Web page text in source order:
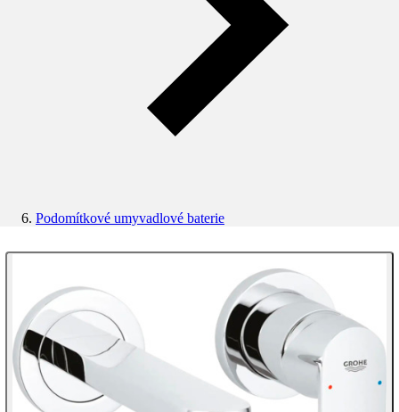
Podomítkové umyvadlové baterie